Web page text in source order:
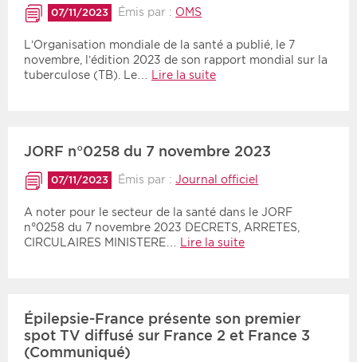
07/11/2023 Émis par : OMS
L’Organisation mondiale de la santé a publié, le 7
novembre, l’édition 2023 de son rapport mondial sur la
tuberculose (TB). Le…
Lire la suite
JORF n°0258 du 7 novembre 2023
07/11/2023 Émis par :Journal officiel
A noter pour le secteur de la santé dans le JORF
n°0258 du 7 novembre 2023 DECRETS, ARRETES,
CIRCULAIRES MINISTERE…
Lire la suite
Épilepsie-France présente son premier
spot TV diffusé sur France 2 et France 3
(Communiqué)